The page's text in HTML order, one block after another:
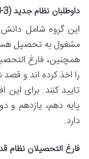
داوطلبان نظام جدید (3-3-6)
این گروه شامل
مشغول به تحصیل
همچنین، فارغ
را اخذ کرده اند و قصد
تایید کنند. برای
پایه دهم، یازدهم و
دارد.
فارغ التحصیلان نظام